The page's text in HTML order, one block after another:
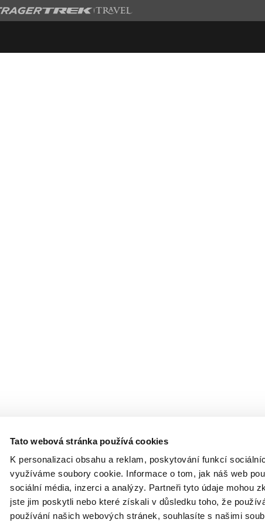
Tato webová stránka používá cookies
K personalizaci obsahu a reklam, poskytování funkcí
využíváme soubory cookie. Informace o tom, jak náš web
sociální média, inzerci a analýzy. Partneři tyto údaje mohou
jste jim poskytli nebo které získali v důsledku toho, že
používání našich webových stránek, souhlasíte s našimi